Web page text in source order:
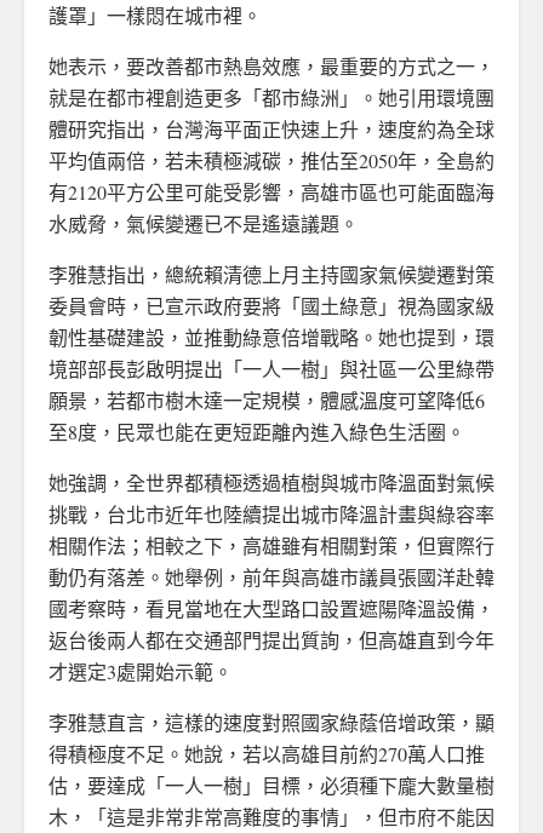
護罩」一樣悶在城市裡。
她表示，要改善都市熱島效應，最重要的方式之一，
就是在都市裡創造更多「都市綠洲」。她引用環境團
體研究指出，台灣海平面正快速上升，速度約為全球
平均值兩倍，若未積極減碳，推估至2050年，全島約
有2120平方公里可能受影響，高雄市區也可能面臨海
水威脅，氣候變遷已不是遙遠議題。
李雅慧指出，總統賴清德上月主持國家氣候變遷對策
委員會時，已宣示政府要將「國土綠意」視為國家級
韌性基礎建設，並推動綠意倍增戰略。她也提到，環
境部部長彭啟明提出「一人一樹」與社區一公里綠帶
願景，若都市樹木達一定規模，體感溫度可望降低6
至8度，民眾也能在更短距離內進入綠色生活圈。
她強調，全世界都積極透過植樹與城市降溫面對氣候
挑戰，台北市近年也陸續提出城市降溫計畫與綠容率
相關作法；相較之下，高雄雖有相關對策，但實際行
動仍有落差。她舉例，前年與高雄市議員張國洋赴韓
國考察時，看見當地在大型路口設置遮陽降溫設備，
返台後兩人都在交通部門提出質詢，但高雄直到今年
才選定3處開始示範。
李雅慧直言，這樣的速度對照國家綠蔭倍增政策，顯
得積極度不足。她說，若以高雄目前約270萬人口推
估，要達成「一人一樹」目標，必須種下龐大數量樹
木，「這是非常非常高難度的事情」，但市府不能因